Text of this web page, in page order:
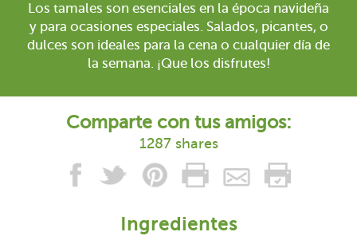
Los tamales son esenciales en la época navideña
y para ocasiones especiales. Salados, picantes, o
dulces son ideales para la cena o cualquier día de
la semana. ¡Que los disfrutes!
Comparte con tus amigos:
1287 shares
Ingredientes